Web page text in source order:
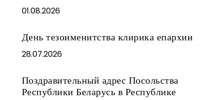
01.08.2026
День тезоименитства клирика епархии
28.07.2026
Поздравительный адрес Посольства
Республики Беларусь в Республике